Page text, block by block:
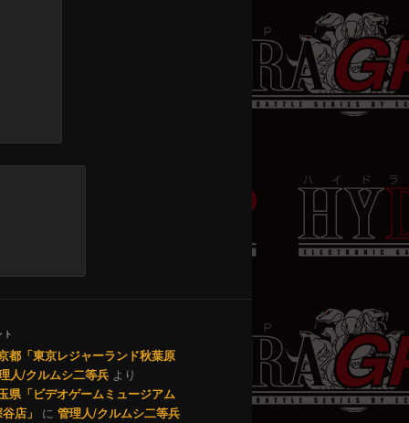
都「東京レジャーランド秋葉原
人/クルムシ二等兵より
県「ビデオゲームミュージアム
店」
に 管理人/クルムシ二等兵